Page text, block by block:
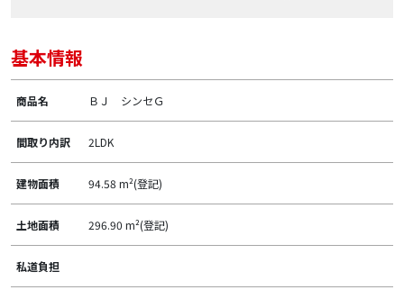
基本情報
商品名 ＢＪ シンセＧ
間取り内訳 2LDK
建物面積 94.58 m²(登記)
土地面積 296.90 m²(登記)
私道負担